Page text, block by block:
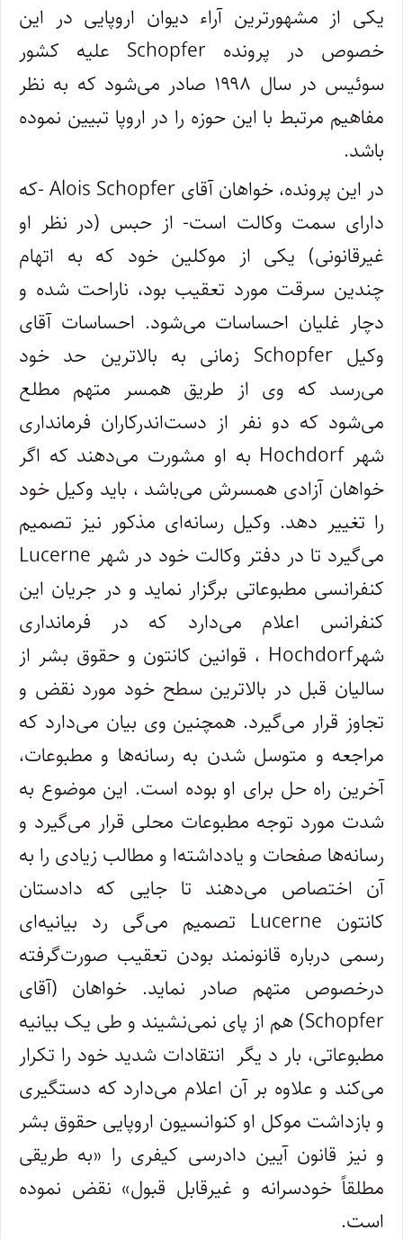
یکی از مشهورترین آراء دیوان اروپایی در این
خصوص در پرونده Schopfer علیه کشور
سوئیس در سال ۱۹۹۸ صادر می
شود که به نظر
مفاهیم مرتبط با این حوزه را در اروپا تبیین نموده
باشد.
در این پرونده، خواهان آقای Alois Schopfer -که
دارای سمت وکالت است- از حبس (در نظر او
غیرقانونی) یکی از موکلین خود که به اتهام
چندین سرقت مورد تعقیب بود، ناراحت شده و
دچار غلیان احساسات میشود. احساسات آقای
وکیلSchopfer زمانی به بالاترین حد خود
میرسد که وی از طریق همسر متهم مطلع
میشود که دو نفر از دستاندرکاران فرمانداری
شهرHochdorf به او مشورت میدهند که اگر
خواهان آزادی همسرش میباشد ، باید وکیل خود
را تغییر دهد. وکیل رسانهای مذکور نیز تصمیم
میگیرد تا در دفتر وکالت خود در شهر Lucerne
کنفرانسی مطبوعاتی برگزار نماید و در جریان این
کنفرانس اعلام میدارد که در فرمانداری
شهرHochdorf ، قوانین کانتون و حقوق بشر از
سالیان قبل در بالاترین سطح خود مورد نقض و
تجاوز قرار میگیرد. همچنین وی بیان میدارد که
مراجعه و متوسل شدن به رسانهها و مطبوعات،
آخرین راه حل برای او بوده است. این موضوع به
شدت مورد توجه مطبوعات محلی قرار میگیرد و
رسانهها صفحات و یادداشتها و مطالب زیادی را به
آن اختصاص میدهند تا جایی که دادستان
کانتون Lucerne تصمیم میگی رد بیانیهای
رسمی درباره قانونمند بودن تعقیب صورتگرفته
درخصوص متهم صادر نماید. خواهان (آقای
Schopfer) هم از پای نمینشیند و طی یک بیانیه
مطبوعاتی، بار د یگر انتقادات شدید خود را تکرار
میکند و علاوه بر آن اعلام میدارد که دستگیری
و بازداشت موکل او کنوانسیون اروپایی حقوق بشر
و نیز قانون آیین دادرسی کیفری را «به طریقی
مطلقاً خودسرانه و غیرقابل قبول» نقض نموده
است.